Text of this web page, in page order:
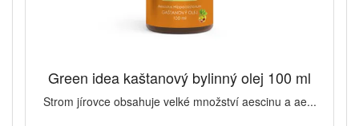
Green idea kaštanový bylinný olej 100 ml
Strom jírovce obsahuje velké množství aescinu a ae...